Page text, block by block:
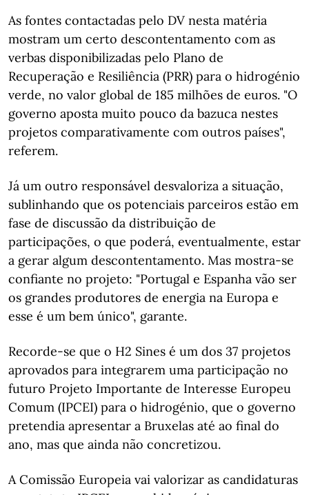
As fontes contactadas pelo DV nesta matéria
mostram um certo descontentamento com as
verbas disponibilizadas pelo Plano de
Recuperação e Resiliência (PRR) para o hidrogénio
verde, no valor global de 185 milhões de euros. "O
governo aposta muito pouco da bazuca nestes
projetos comparativamente com outros países",
referem.
Já um outro responsável desvaloriza a situação,
sublinhando que os potenciais parceiros estão em
fase de discussão da distribuição de
participações, o que poderá, eventualmente, estar
a gerar algum descontentamento. Mas mostra-se
confiante no projeto: "Portugal e Espanha vão ser
os grandes produtores de energia na Europa e
esse é um bem único", garante.
Recorde-se que o H2 Sines é um dos 37 projetos
aprovados para integrarem uma participação no
futuro Projeto Importante de Interesse Europeu
Comum (IPCEI) para o hidrogénio, que o governo
pretendia apresentar a Bruxelas até ao final do
ano, mas que ainda não concretizou.
A Comissão Europeia vai valorizar as candidaturas